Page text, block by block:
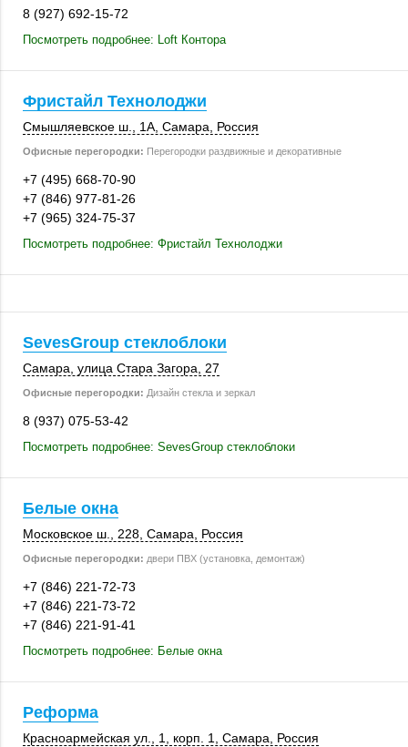
8 (927) 692-15-72
Посмотреть подробнее: Loft Контора
Фристайл Технолоджи
Смышляевское ш., 1А Самара Россия
Офисные перегородки: Перегородки раздвижные и декоративные
+7 (495) 668-70-90
+7 (846) 977-81-26
+7 (965) 324-75-37
Посмотреть подробнее: Фристайл Технолоджи
SevesGroup стеклоблоки
Самара , улица Стара Загора, 27
Офисные перегородки: Дизайн стекла и зеркал
8 (937) 075-53-42
Посмотреть подробнее: SevesGroup стеклоблоки
Белые окна
Московское ш. 228 Самара Россия
Офисные перегородки: двери ПВХ (установка, демонтаж)
+7 (846) 221-72-73
+7 (846) 221-73-72
+7 (846) 221-91-41
Посмотреть подробнее: Белые окна
Реформа
Красноармейская ул., 1, корп. 1 Самара Россия